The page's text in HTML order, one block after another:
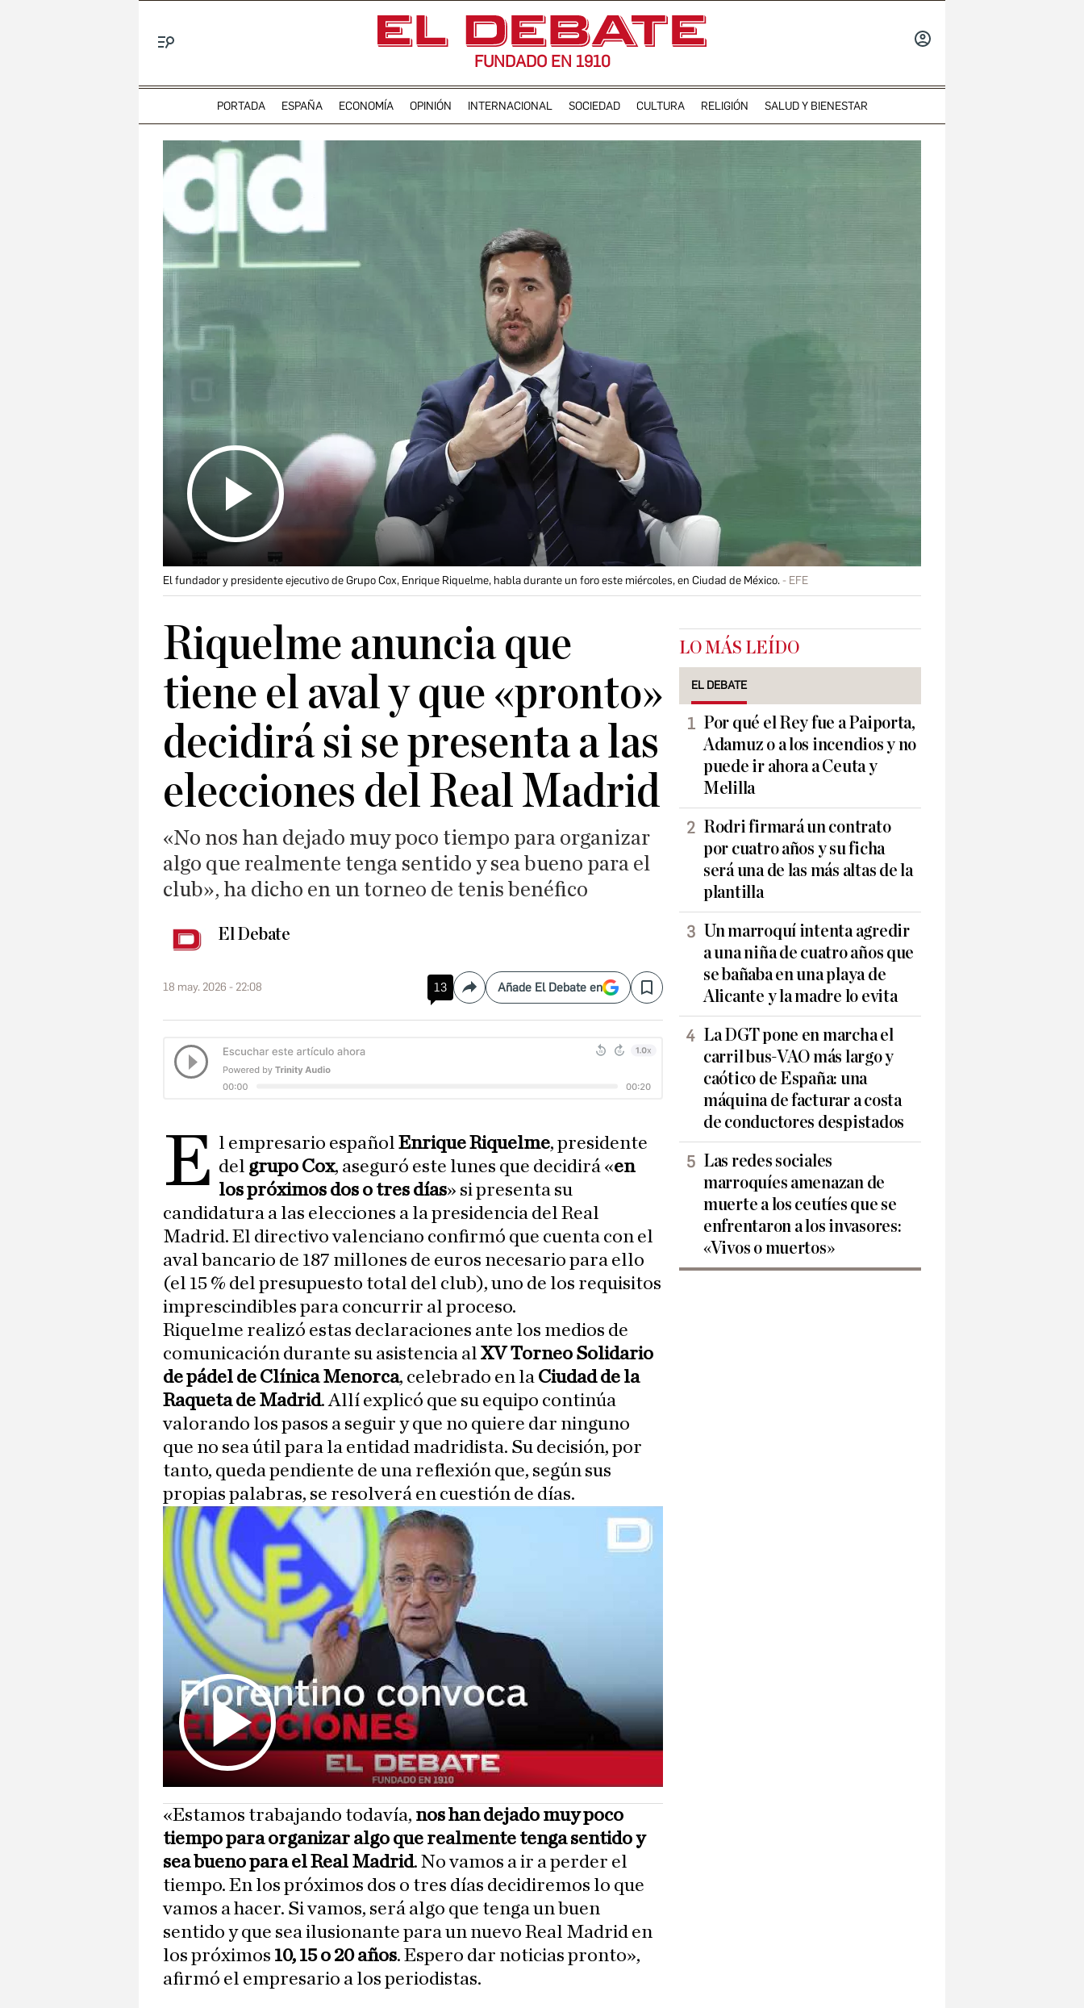
FUNDADO EN 1910
PORTADA ESPAÑA ECONOMÍA OPINIÓN INTERNACIONAL SOCIEDAD CULTURA RELIGIÓN SALUD Y BIENESTAR
El fundador y presidente ejecutivo de Grupo Cox, Enrique Riquelme, habla durante un foro este miércoles, en Ciudad de México. EFE
Riquelme anuncia que
tiene el aval y que «pronto»
decidirá si se presenta a las
elecciones del Real Madrid
«No nos han dejado muy poco tiempo para organizar
algo que realmente tenga sentido y sea bueno para el
club», ha dicho en un torneo de tenis benéfico
El Debate
18 may. 2026 - 22:08 13 CompartirAñade El Debate en Save
E l empresario españolEnrique Riquelme, presidente
del grupo Cox, aseguró este lunes que decidirá «en
los próximos dos o tres días» si presenta su
candidatura a las elecciones a la presidencia del Real
Madrid. El directivo valenciano confirmó que cuenta con el
aval bancario de 187 millones de euros necesario para ello
(el 15 % del presupuesto total del club), uno de los requisitos
imprescindibles para concurrir al proceso.
Riquelme realizó estas declaraciones ante los medios de
comunicación durante su asistencia al XV Torneo Solidario
de pádel de Clínica Menorca, celebrado en la Ciudad de la
Raqueta de Madrid. Allí explicó que su equipo continúa
valorando los pasos a seguir y que no quiere dar ninguno
que no sea útil para la entidad madridista. Su decisión, por
tanto, queda pendiente de una reflexión que, según sus
propias palabras, se resolverá en cuestión de días.
«Estamos trabajando todavía, nos han dejado muy poco
tiempo para organizar algo que realmente tenga sentido y
sea bueno para el Real Madrid. No vamos a ir a perder el
tiempo. En los próximos dos o tres días decidiremos lo que
vamos a hacer. Si vamos, será algo que tenga un buen
sentido y que sea ilusionante para un nuevo Real Madrid en
los próximos 10, 15 o 20 años. Espero dar noticias pronto»,
afirmó el empresario a los periodistas.
LO MÁS LEÍDO
EL DEBATE
Por qué el Rey fue a Paiporta,
Adamuz o a los incendios y no
puede ir ahora a Ceuta y
Melilla
Rodri firmará un contrato
por cuatro años y su ficha
será una de las más altas de la
plantilla
Un marroquí intenta agredir
a una niña de cuatro años que
se bañaba en una playa de
Alicante y la madre lo evita
La DGT pone en marcha el
carril bus-VAO más largo y
caótico de España: una
máquina de facturar a costa
de conductores despistados
Las redes sociales
marroquíes amenazan de
muerte a los ceutíes que se
enfrentaron a los invasores:
«Vivos o muertos»